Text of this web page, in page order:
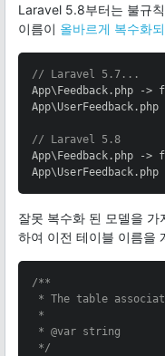
Laravel 5.8부터는 불규
이름이 올바르게 복수화
// Laravel 5.7...
App\Feedback.php -
// Laravel 5.8
App\Feedback.php -
잘못 복수화 된 모델을 가
하여 이전 테이블 이름을
/**
* The table
*
* @var string
*/